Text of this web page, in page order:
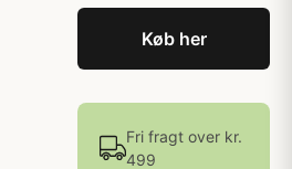
Køb her
Fri fragt over kr.
499